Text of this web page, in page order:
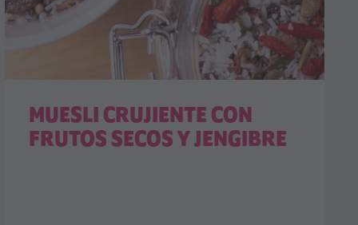
MUESLI CRUJIENTE CON
FRUTOS SECOS Y JENGIBRE